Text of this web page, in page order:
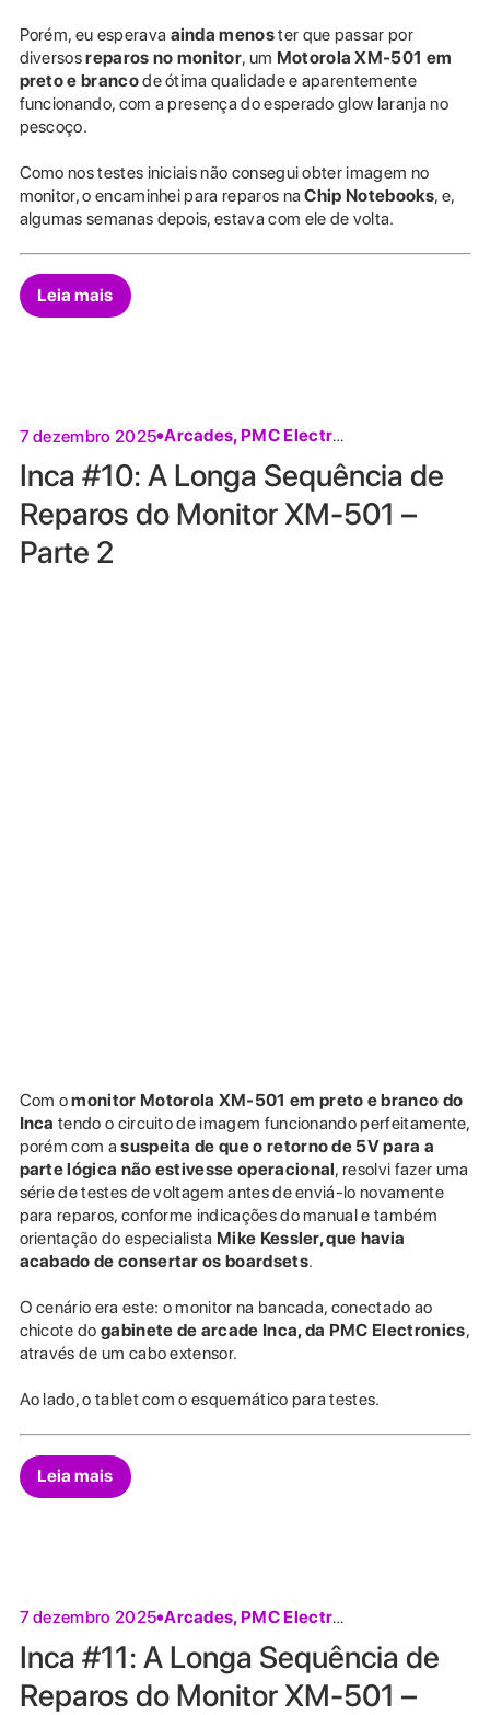
Porém, eu esperava ainda menoster que passar por
diversosreparos no monitor, um Motorola XM-501 em
preto e brancode ótima qualidade e aparentemente
funcionando, com a presença do esperado glow laranja no
pescoço.
Como nos testes iniciais não consegui obter imagem no
monitor, o encaminhei para reparos naChip Notebooks, e,
algumas semanas depois, estava com ele de volta.
Leia mais
7 dezembro 2025 Arcades, PMC Electronics
Inca #10: A Longa Sequência de
Reparos do Monitor XM-501 –
Parte 2
Com omonitor Motorola XM-501 em preto e branco do
Inca tendo o circuito de imagem funcionando perfeitamente,
porém com asuspeita de que o retorno de 5V para a
parte lógica não estivesse operacional, resolvi fazer uma
série de testes de voltagem antes de enviá-lo novamente
para reparos, conforme indicações do manual e também
orientação do especialista Mike Kessler, que havia
acabado de consertar os boardsets.
O cenário era este: o monitor na bancada, conectado ao
chicote do gabinete de arcade Inca, da PMC Electronics,
através de um cabo extensor.
Ao lado, o tablet com o esquemático para testes.
Leia mais
7 dezembro 2025 Arcades, PMC Electronics
Inca #11: A Longa Sequência de
Reparos do Monitor XM-501 –